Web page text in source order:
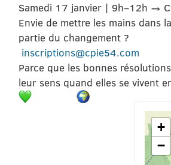
Samedi 17 janvier | 9h–12h →
Envie de mettre les mains dans
partie du changement ?
inscriptions@cpie54.com
Parce que les bonnes
leur sens quand elles se vivent
+
−